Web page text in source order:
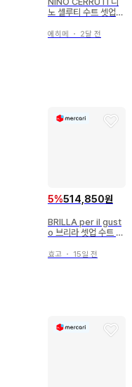
노 셀루티 수트 셋업
에히메 ・ 2달 전
5%514,850원
BRILLA per il gust
o 브리라 셋업 수트 네
효고 ・ 15일 전